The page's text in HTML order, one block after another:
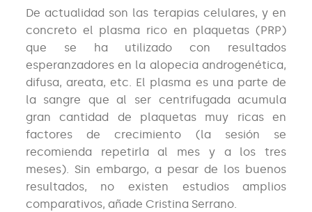
De actualidad son las terapias celulares, y en
concreto el plasma rico en plaquetas (PRP)
que se ha utilizado con resultados
esperanzadores en la alopecia androgenética,
difusa, areata, etc. El plasma es una parte de
la sangre que al ser centrifugada acumula
gran cantidad de plaquetas muy ricas en
factores de crecimiento (la sesión se
recomienda repetirla al mes y a los tres
meses). Sin embargo, a pesar de los buenos
resultados, no existen estudios amplios
comparativos, añade Cristina Serrano.